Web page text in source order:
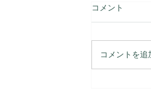
コメント
コメントを追